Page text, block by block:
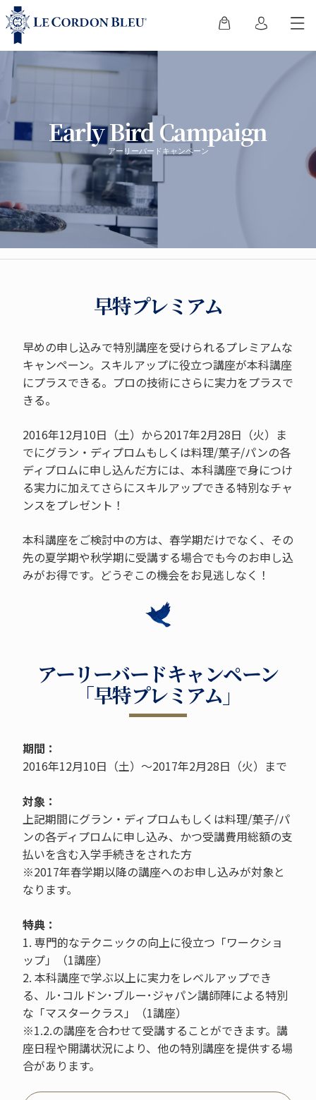
Early Bird Campaign
アーリーバードキャンペーン
早特プレミアム
早めの申し込みで特別講座を受けられるプレミアムな
キャンペーン。スキルアップに役立つ講座が本科講座
にプラスできる。プロの技術にさらに実力をプラスで
きる。
2016年12月10日（土）から2017年2月28日（火）ま
でにグラン・ディプロムもしくは料理/菓子/パンの各
ディプロムに申し込んだ方には、本科講座で身につけ
る実力に加えてさらにスキルアップできる特別なチャ
ンスをプレゼント！
本科講座をご検討中の方は、春学期だけでなく、その
先の夏学期や秋学期に受講する場合でも今のお申し込
みがお得です。どうぞこの機会をお見逃しなく！
アーリーバードキャンペーン
「早特プレミアム」
期間：
2016年12月10日（土）～2017年2月28日（火）まで
対象：
上記期間にグラン・ディプロムもしくは料理/菓子/パ
ンの各ディプロムに申し込み、かつ受講費用総額の支
払いを含む入学手続きをされた方
※2017年春学期以降の講座へのお申し込みが対象と
なります。
特典：
1. 専門的なテクニックの向上に役立つ「ワークショ
ップ」（1講座）
2. 本科講座で学ぶ以上に実力をレベルアップでき
る、ル･コルドン･ブルー･ジャパン講師陣による特別
な「マスタークラス」（1講座）
※1.2.の講座を合わせて受講することができます。講
座日程や開講状況により、他の特別講座を提供する場
合があります。